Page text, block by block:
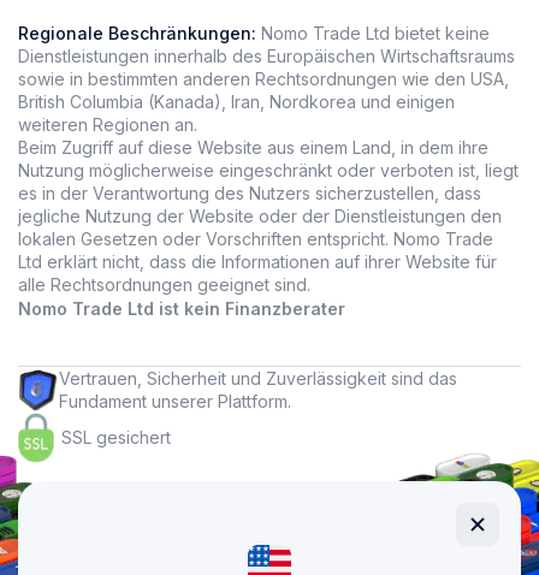
Regionale Beschränkungen: Nomo Trade Ltd bietet keine
Dienstleistungen innerhalb des Europäischen Wirtschaftsraums
sowie in bestimmten anderen Rechtsordnungen wie den USA,
British Columbia (Kanada), Iran, Nordkorea und einigen
weiteren Regionen an.
Beim Zugriff auf diese Website aus einem Land, in dem ihre
Nutzung möglicherweise eingeschränkt oder verboten ist, liegt
es in der Verantwortung des Nutzers sicherzustellen, dass
jegliche Nutzung der Website oder der Dienstleistungen den
lokalen Gesetzen oder Vorschriften entspricht. Nomo Trade
Ltd erklärt nicht, dass die Informationen auf ihrer Website für
alle Rechtsordnungen geeignet sind.
Nomo Trade Ltd ist kein Finanzberater
Vertrauen, Sicherheit und Zuverlässigkeit sind das
Fundament unserer Plattform.
SSL gesichert